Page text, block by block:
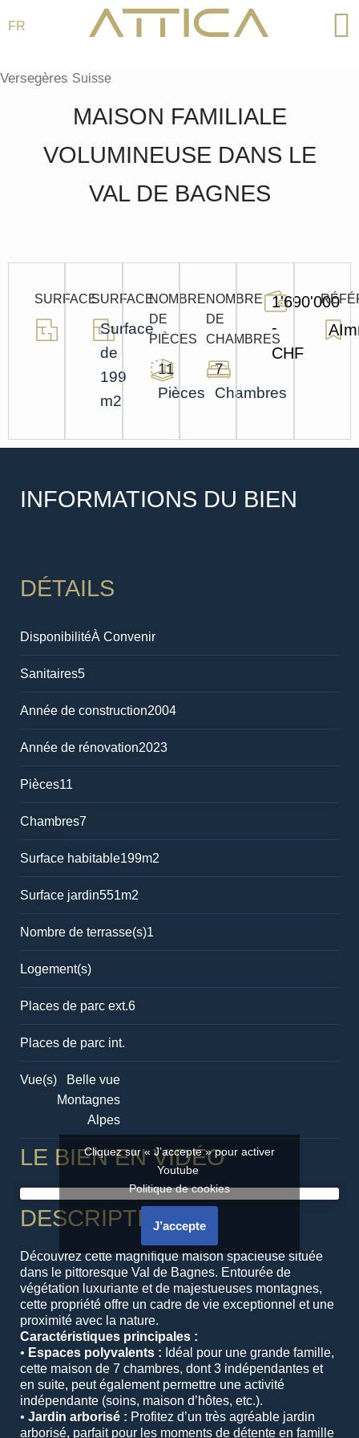
contenu
FR
Versegères Suisse
MAISON FAMILIALE
VOLUMINEUSE DANS LE
VAL DE BAGNES
SURFACESURFACE
Surface
de
199
m2
NOMBRE
DE
PIÈCES
11
Pièces
NOMBRE
DE
CHAMBRES
7
Chambres
1'690'000
-
CHF
INFORMATIONS DU BIEN
DÉTAILS
DisponibilitéÀ Convenir
Sanitaires5
Année de construction2004
Année de rénovation2023
Pièces11
Chambres7
Surface habitable199m2
Surface jardin551m2
Nombre de terrasse(s)1
Logement(s)
Places de parc ext.6
Places de parc int.
Vue(s)
Belle vue
Montagnes
Alpes
LE BIEN EN VIDÉO
Cliquez sur « J’accepte » pour activer
Youtube
Politique de cookies
J’accepte
DESCRIPTION
Découvrez cette magnifique maison spacieuse située
dans le pittoresque Val de Bagnes. Entourée de
végétation luxuriante et de majestueuses montagnes,
cette propriété offre un cadre de vie exceptionnel et une
proximité avec la nature.
Caractéristiques principales :
• Espaces polyvalents : Idéal pour une grande famille,
cette maison de 7 chambres, dont 3 indépendantes et
en suite, peut également permettre une activité
indépendante (soins, maison d’hôtes, etc.).
• Jardin arborisé : Profitez d’un très agréable jardin
arborisé, parfait pour les moments de détente en famille